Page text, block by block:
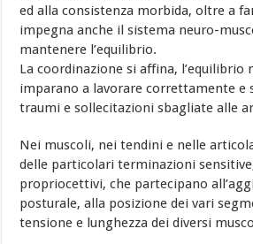
ed alla consistenza morbida, oltre a
impegna anche il sistema neuro-
mantenere l’equilibrio.
La coordinazione si affina, l’equilibrio
imparano a lavorare correttamente e
traumi e sollecitazioni sbagliate alle
Nei muscoli, nei tendini e nelle
delle particolari terminazioni
propriocettivi, che partecipano
posturale, alla posizione dei vari
tensione e lunghezza dei diversi